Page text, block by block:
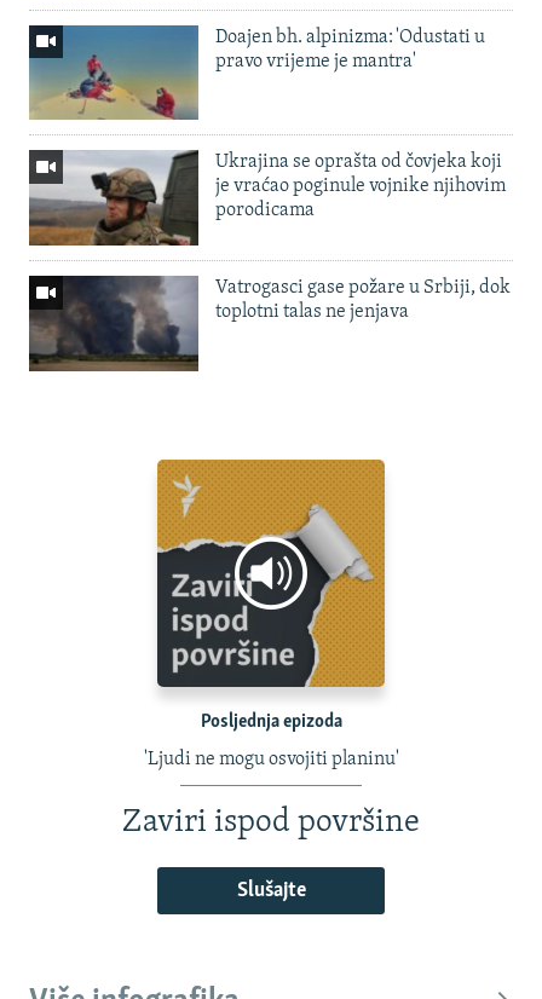
Doajen bh. alpinizma: 'Odustati u
pravo vrijeme je mantra'
Ukrajina se oprašta od čovjeka koji
je vraćao poginule vojnike njihovim
porodicama
Vatrogasci gase požare u Srbiji, dok
toplotni talas ne jenjava
Posljednja epizoda
'Ljudi ne mogu osvojiti planinu'
Zaviri ispod površine
Slušajte